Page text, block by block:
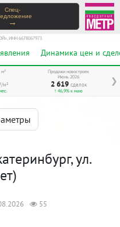
Спец-
→
ИНН 6678067973
Динамика цен и
❯
м²
м²
Продажи новостроек
Июнь 2026
2 619 сделок
↑ 46,9% к маю
ул.
55